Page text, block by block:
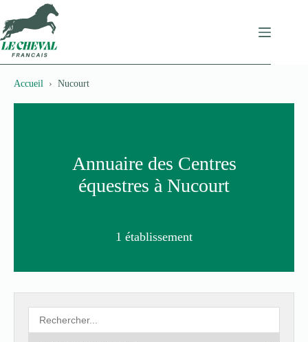
au
contenu
Accueil Nucourt
Annuaire des Centres
équestres à Nucourt
1 établissement